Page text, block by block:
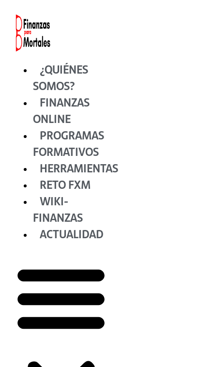
contenido
¿QUIÉNES
SOMOS?
FINANZAS
ONLINE
PROGRAMAS
FORMATIVOS
HERRAMIENTAS
RETO FXM
WIKI-
FINANZAS
ACTUALIDAD